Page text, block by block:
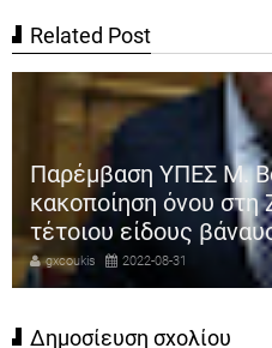
Related Post
Παρέμβαση ΥΠΕΣ Μ.
κακοποίηση όνου στη
τέτοιου είδους
gxcoukis 2022-08-31
Δημοσίευση σχολίου